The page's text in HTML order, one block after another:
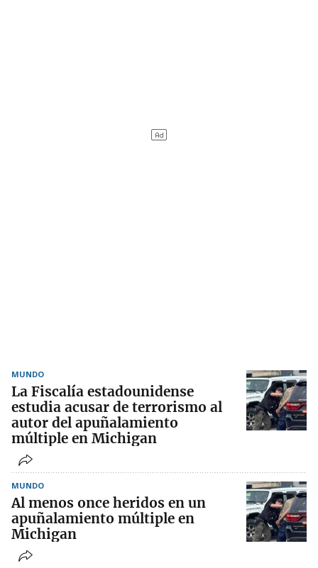
MUNDO
La Fiscalía estadounidense
estudia acusar de terrorismo al
autor del apuñalamiento
múltiple en Michigan
MUNDO
Al menos once heridos en un
apuñalamiento múltiple en
Michigan